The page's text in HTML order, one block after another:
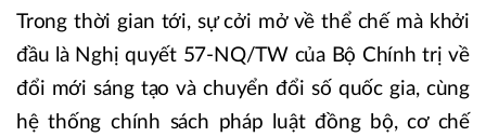
Trong thời gian tới, sự cởi mở về thể chế mà khởi
đầu là Nghị quyết 57-NQ/TW của Bộ Chính trị về
đổi mới sáng tạo và chuyển đổi số quốc gia, cùng
hệ thống chính sách pháp luật đồng bộ, cơ chế